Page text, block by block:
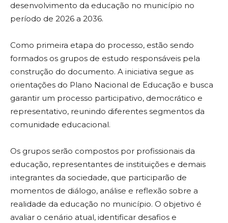
desenvolvimento da educação no município no
período de 2026 a 2036.
Como primeira etapa do processo, estão sendo
formados os grupos de estudo responsáveis pela
construção do documento. A iniciativa segue as
orientações do Plano Nacional de Educação e busca
garantir um processo participativo, democrático e
representativo, reunindo diferentes segmentos da
comunidade educacional.
Os grupos serão compostos por profissionais da
educação, representantes de instituições e demais
integrantes da sociedade, que participarão de
momentos de diálogo, análise e reflexão sobre a
realidade da educação no município. O objetivo é
avaliar o cenário atual, identificar desafios e